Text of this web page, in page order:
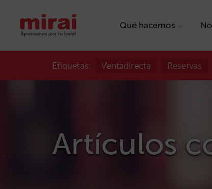
Qué hacemos
Etiquetas: Ventadirecta Reservas
Artículos